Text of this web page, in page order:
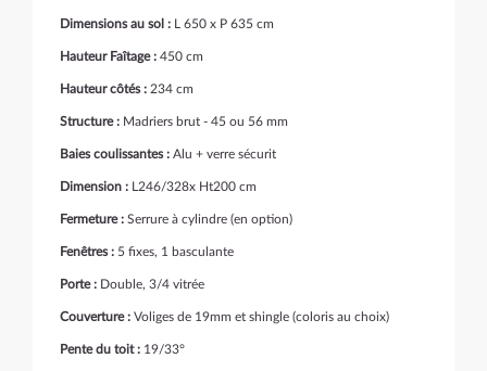
Dimensions au sol : L 650 x P 635 cm
Hauteur Faîtage : 450 cm
Hauteur côtés : 234 cm
Structure : Madriers brut - 45 ou 56 mm
Baies coulissantes : Alu + verre sécurit
Dimension : L246/328x Ht200 cm
Fermeture : Serrure à cylindre (en option)
Fenêtres : 5 fixes, 1 basculante
Porte : Double, 3/4 vitrée
Couverture : Voliges de 19mm et shingle (coloris au choix)
Pente du toit : 19/33°